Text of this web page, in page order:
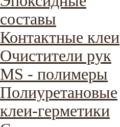
составы
Контактные клеи
Очистители рук
MS - полимеры
Полиуретановые
клеи-герметики